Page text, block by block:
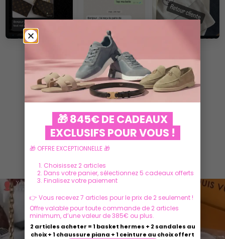
VOIR PLUS
🎁 845€ DE CADEAUX
EXCLUSIFS POUR VOUS !
🎁 OFFRE EXCEPTIONNELLE 🎁
Choisissez 2 articles
Dans votre panier, sélectionnez 5 cadeaux offerts
Finalisez votre paiement
👉 Vous recevez 7 articles pour le prix de 2 seulement !
Offre valable pour toute commande de 2 articles
minimum, d’une valeur de 385€ ou plus.
2 articles acheter = 1 basket hermes + 2 sandales au
choix + 1 chaussure piana + 1 ceinture au choix offert